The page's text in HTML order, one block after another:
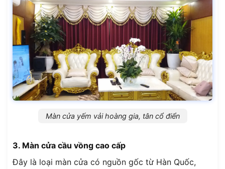
Màn cửa yếm vải hoàng gia, tân cổ điển
3. Màn cửa cầu vồng cao cấp
Đây là loại màn cửa có nguồn gốc từ Hàn Quốc,